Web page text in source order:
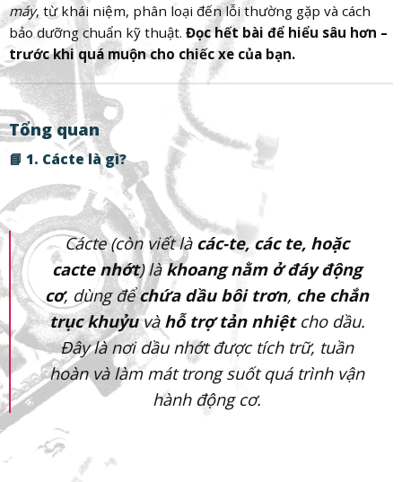
máy, từ khái niệm, phân loại đến lỗi thường gặp và cách
bảo dưỡng chuẩn kỹ thuật. Đọc hết bài để hiểu sâu hơn –
trước khi quá muộn cho chiếc xe của bạn.
Tổng quan
📘 1. Cácte là gì?
Cácte (còn viết là các-te, các te, hoặc
cacte nhớt) làkhoang nằm ở đáy động
cơ, dùng đểchứa dầu bôi trơn, che chắn
trục khuỷuvà hỗ trợ tản nhiệtcho dầu.
Đây là nơi dầu nhớt được tích trữ, tuần
hoàn và làm mát trong suốt quá trình vận
hành động cơ.